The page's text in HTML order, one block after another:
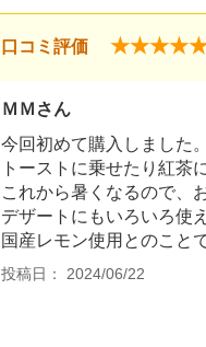
口コミ評価
ＭＭさん
今回初めて購入しました
トーストに乗せたり紅茶
これから暑くなるので、
デザートにもいろいろ使
国産レモン使用とのこと
投稿日： 2024/06/22